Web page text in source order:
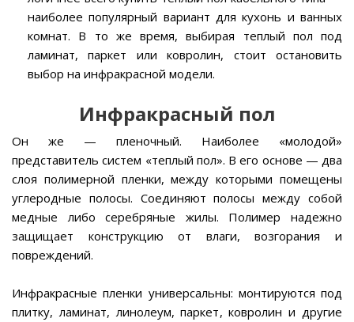
наиболее популярный вариант для кухонь и ванных
комнат. В то же время, выбирая теплый пол под
ламинат, паркет или ковролин, стоит остановить
выбор на инфракрасной модели.
Инфракрасный пол
Он же — пленочный. Наиболее «молодой»
представитель систем «теплый пол». В его основе — два
слоя полимерной пленки, между которыми помещены
углеродные полосы. Соединяют полосы между собой
медные либо серебряные жилы. Полимер надежно
защищает конструкцию от влаги, возгорания и
повреждений.
Инфракрасные пленки универсальны: монтируются под
плитку, ламинат, линолеум, паркет, ковролин и другие